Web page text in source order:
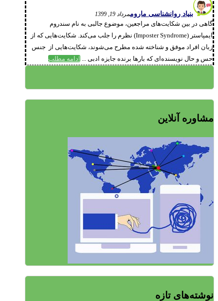
بنیاد روانشناسی ماروممرداد 19, 1399
گاهی در بین شکایت‌های مراجعین، موضوع جالبی به نام سندروم
ایمپاستر (Imposter Syndrome) نظرم را جلب می‌کند. شکایت‌هایی که از
زبان افراد موفق و شناخته شده مطرح می‌شوند، شکایت‌هایی از جنس
حس و حال نویسنده‌ای که بارها برنده جایزه ادبی ...
ادامه مطلب
مشاوره آنلاین
نوشته‌های تازه